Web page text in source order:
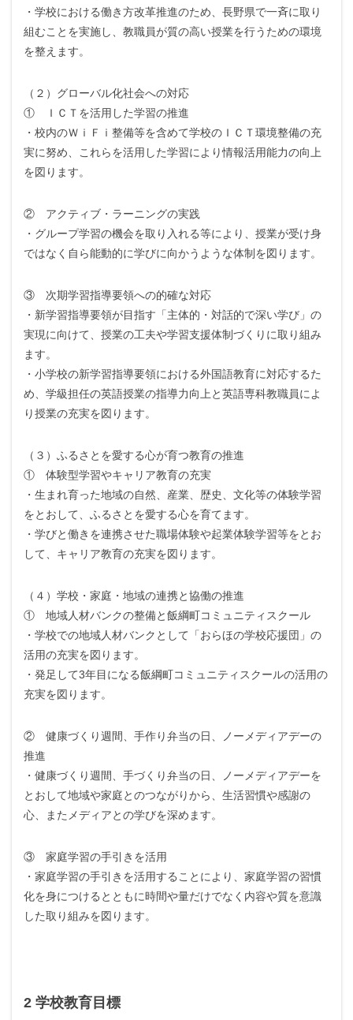
・学校における働き方改革推進のため、長野県で一斉に取り
組むことを実施し、教職員が質の高い授業を行うための環境
を整えます。
（２）グローバル化社会への対応
① ＩＣＴを活用した学習の推進
・校内のＷｉＦｉ整備等を含めて学校のＩＣＴ環境整備の充
実に努め、これらを活用した学習により情報活用能力の向上
を図ります。
② アクティブ・ラーニングの実践
・グループ学習の機会を取り入れる等により、授業が受け身
ではなく自ら能動的に学びに向かうような体制を図ります。
③ 次期学習指導要領への的確な対応
・新学習指導要領が目指す「主体的・対話的で深い学び」の
実現に向けて、授業の工夫や学習支援体制づくりに取り組み
ます。
・小学校の新学習指導要領における外国語教育に対応するた
め、学級担任の英語授業の指導力向上と英語専科教職員によ
り授業の充実を図ります。
（３）ふるさとを愛する心が育つ教育の推進
① 体験型学習やキャリア教育の充実
・生まれ育った地域の自然、産業、歴史、文化等の体験学習
をとおして、ふるさとを愛する心を育てます。
・学びと働きを連携させた職場体験や起業体験学習等をとお
して、キャリア教育の充実を図ります。
（４）学校・家庭・地域の連携と協働の推進
① 地域人材バンクの整備と飯綱町コミュニティスクール
・学校での地域人材バンクとして「おらほの学校応援団」の
活用の充実を図ります。
・発足して3年目になる飯綱町コミュニティスクールの活用の
充実を図ります。
② 健康づくり週間、手作り弁当の日、ノーメディアデーの
推進
・健康づくり週間、手づくり弁当の日、ノーメディアデーを
とおして地域や家庭とのつながりから、生活習慣や感謝の
心、またメディアとの学びを深めます。
③ 家庭学習の手引きを活用
・家庭学習の手引きを活用することにより、家庭学習の習慣
化を身につけるとともに時間や量だけでなく内容や質を意識
した取り組みを図ります。
2 学校教育目標